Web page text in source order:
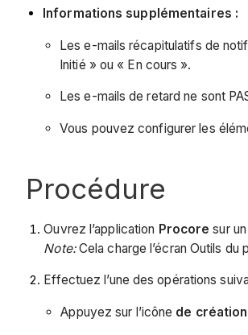
Informations supplémentaires :
Les e-mails récapitulatifs de
Initié » ou « En cours ».
Les e-mails de retard ne sont
Vous pouvez configurer les
Procédure
Ouvrez l’application Procore sur
Note:Cela charge l’écran Outils du
Effectuez l’une des opérations
Appuyez sur l’icône de création